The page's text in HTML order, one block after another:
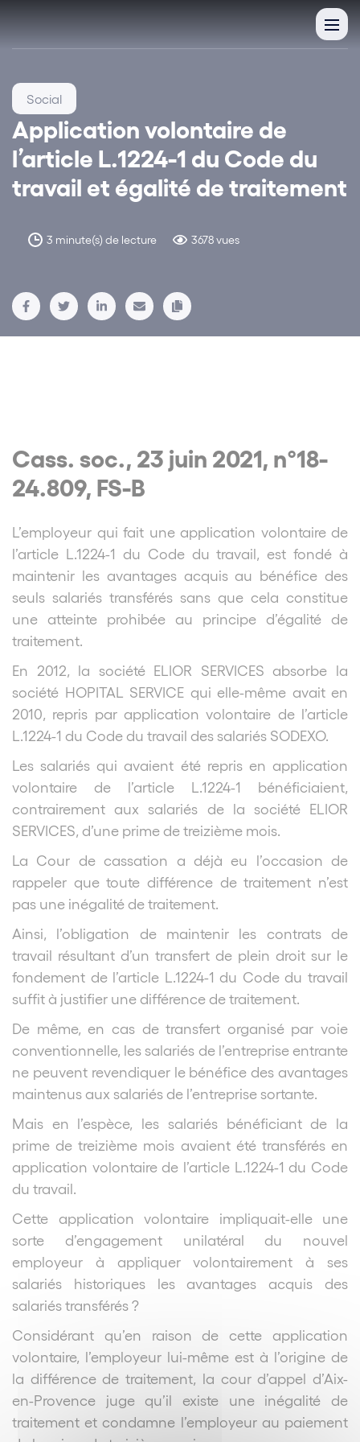
Application volontaire de
l’article L.1224-1 du Code du
travail et égalité de traitement
3 minute(s) de lecture 3678 vues
Social
Cass. soc., 23 juin 2021, n°18-
24.809, FS-B
L’employeur qui fait une application volontaire de
l’article L.1224-1 du Code du travail, est fondé à
maintenir les avantages acquis au bénéfice des
seuls salariés transférés sans que cela constitue
une atteinte prohibée au principe d’égalité de
traitement.
En 2012, la société ELIOR SERVICES absorbe la
société HOPITAL SERVICE qui elle-même avait en
2010, repris par application volontaire de l’article
L.1224-1 du Code du travail des salariés SODEXO.
Les salariés qui avaient été repris en application
volontaire de l’article L.1224-1 bénéficiaient,
contrairement aux salariés de la société ELIOR
SERVICES, d’une prime de treizième mois.
La Cour de cassation a déjà eu l’occasion de
rappeler que toute différence de traitement n’est
pas une inégalité de traitement.
Ainsi, l’obligation de maintenir les contrats de
travail résultant d’un transfert de plein droit sur le
fondement de l’article L.1224-1 du Code du travail
suffit à justifier une différence de traitement.
De même, en cas de transfert organisé par voie
conventionnelle, les salariés de l’entreprise entrante
ne peuvent revendiquer le bénéfice des avantages
maintenus aux salariés de l’entreprise sortante.
Mais en l’espèce, les salariés bénéficiant de la
prime de treizième mois avaient été transférés en
application volontaire de l’article L.1224-1 du Code
du travail.
Cette application volontaire impliquait-elle une
sorte d’engagement unilatéral du nouvel
employeur à appliquer volontairement à ses
salariés historiques les avantages acquis des
salariés transférés ?
Considérant qu’en raison de cette application
volontaire, l’employeur lui-même est à l’origine de
la différence de traitement, la cour d’appel d’Aix-
en-Provence juge qu’il existe une inégalité de
traitement et condamne l’employeur au paiement